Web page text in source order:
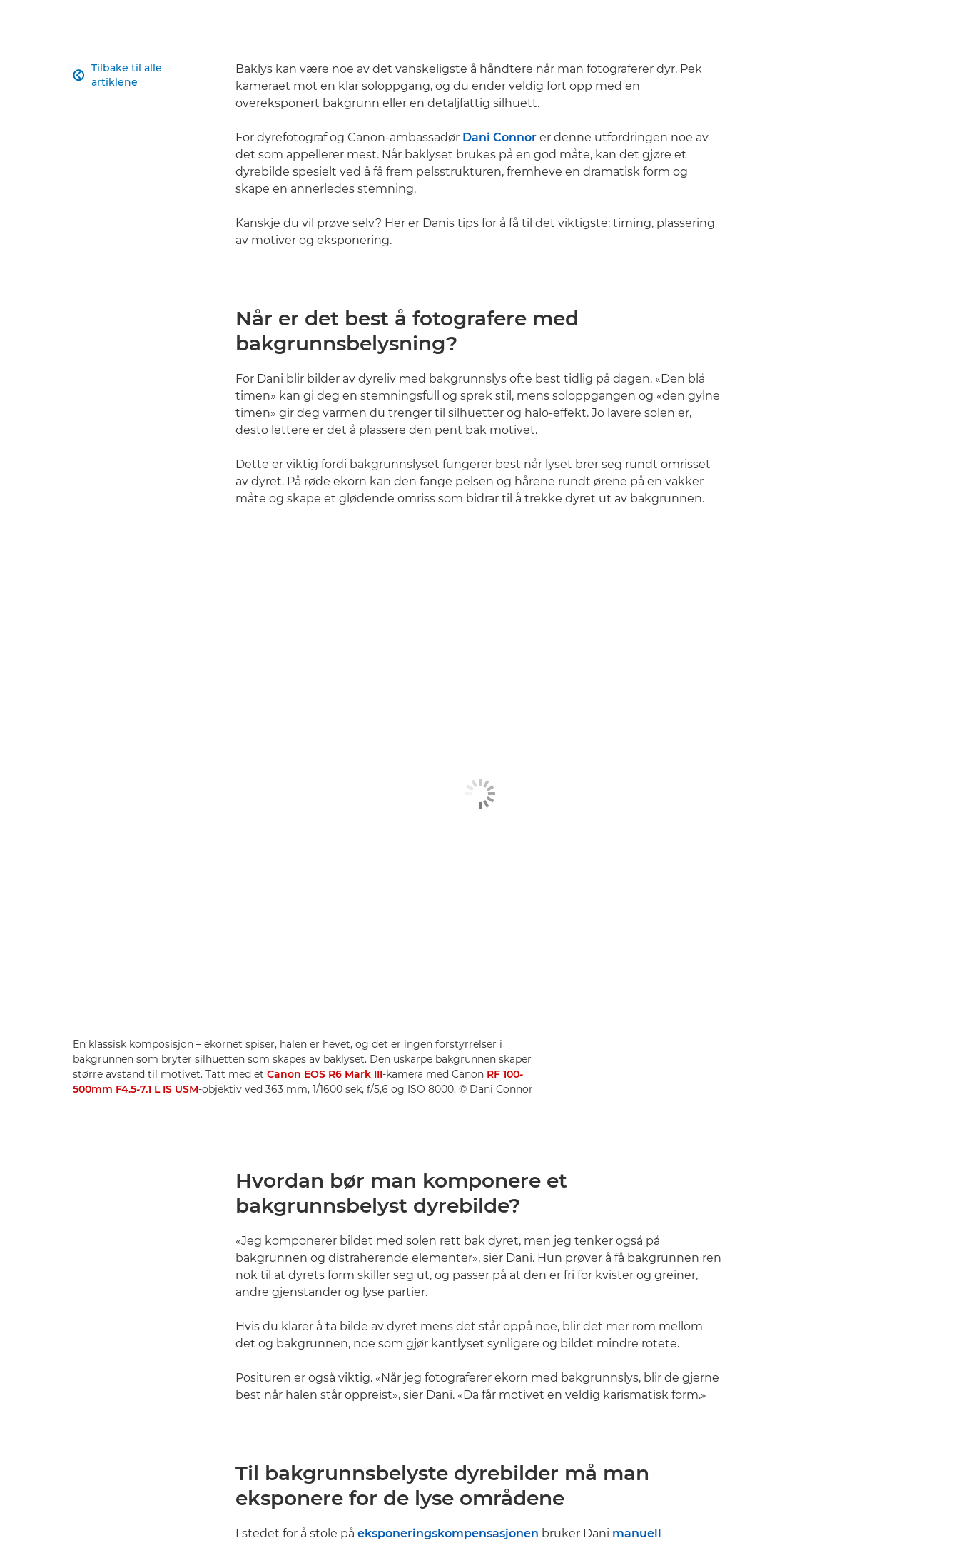
Tilbake til alle
artiklene

Baklys kan være noe av det vanskeligste å håndtere når man fotograferer dyr. Pek
kameraet mot en klar soloppgang, og du ender veldig fort opp med en
overeksponert bakgrunn eller en detaljfattig silhuett.
For dyrefotograf og Canon-ambassadør Dani Connor er denne utfordringen noe av
det som appellerer mest. Når baklyset brukes på en god måte, kan det gjøre et
dyrebilde spesielt ved å få frem pelsstrukturen, fremheve en dramatisk form og
skape en annerledes stemning.
Kanskje du vil prøve selv? Her er Danis tips for å få til det viktigste: timing, plassering
av motiver og eksponering.
Når er det best å fotografere med
bakgrunnsbelysning?
For Dani blir bilder av dyreliv med bakgrunnslys ofte best tidlig på dagen. «Den blå
timen» kan gi deg en stemningsfull og sprek stil, mens soloppgangen og «den gylne
timen» gir deg varmen du trenger til silhuetter og halo-effekt. Jo lavere solen er,
desto lettere er det å plassere den pent bak motivet.
Dette er viktig fordi bakgrunnslyset fungerer best når lyset brer seg rundt omrisset
av dyret. På røde ekorn kan den fange pelsen og hårene rundt ørene på en vakker
måte og skape et glødende omriss som bidrar til å trekke dyret ut av bakgrunnen.
En klassisk komposisjon – ekornet spiser, halen er hevet, og det er ingen forstyrrelser i
bakgrunnen som bryter silhuetten som skapes av baklyset. Den uskarpe bakgrunnen skaper
større avstand til motivet. Tatt med et Canon EOS R6 Mark III-kamera med Canon RF 100-
500mm F4.5-7.1 L IS USM-objektiv ved 363 mm, 1/1600 sek, f/5,6 og ISO 8000. © Dani Connor
Hvordan bør man komponere et
bakgrunnsbelyst dyrebilde?
«Jeg komponerer bildet med solen rett bak dyret, men jeg tenker også på
bakgrunnen og distraherende elementer», sier Dani. Hun prøver å få bakgrunnen ren
nok til at dyrets form skiller seg ut, og passer på at den er fri for kvister og greiner,
andre gjenstander og lyse partier.
Hvis du klarer å ta bilde av dyret mens det står oppå noe, blir det mer rom mellom
det og bakgrunnen, noe som gjør kantlyset synligere og bildet mindre rotete.
Posituren er også viktig. «Når jeg fotograferer ekorn med bakgrunnslys, blir de gjerne
best når halen står oppreist», sier Dani. «Da får motivet en veldig karismatisk form.»
Til bakgrunnsbelyste dyrebilder må man
eksponere for de lyse områdene
I stedet for å stole på eksponeringskompensasjonen bruker Dani manuell